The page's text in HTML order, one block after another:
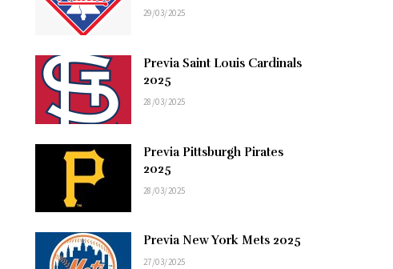
29/03/2025
Previa Saint Louis Cardinals
2025
28/03/2025
Previa Pittsburgh Pirates
2025
28/03/2025
Previa New York Mets 2025
27/03/2025